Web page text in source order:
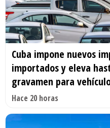
Cuba impone nuevos
importados y eleva
gravamen para
Hace 20 horas